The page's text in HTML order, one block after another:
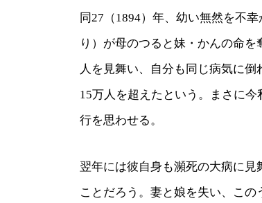
同27（1894）年、幼い無然を不
り）が母のつると妹・かんの命
人を見舞い、自分も同じ病気に
15万人を超えたという。まさに
行を思わせる。
翌年には彼自身も瀕死の大病に
ことだろう。妻と娘を失い、こ